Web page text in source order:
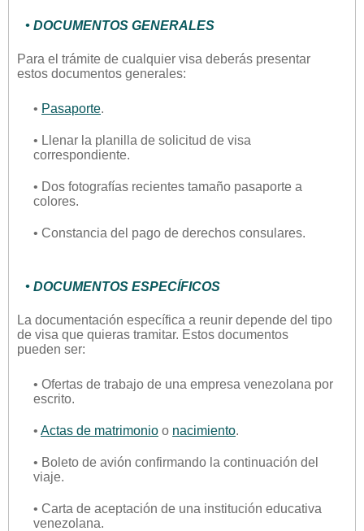
• DOCUMENTOS GENERALES
Para el trámite de cualquier visa deberás presentar
estos documentos generales:
• Pasaporte.
• Llenar la planilla de solicitud de visa
correspondiente.
• Dos fotografías recientes tamaño pasaporte a
colores.
• Constancia del pago de derechos consulares.
• DOCUMENTOS ESPECÍFICOS
La documentación específica a reunir depende del tipo
de visa que quieras tramitar. Estos documentos
pueden ser:
• Ofertas de trabajo de una empresa venezolana por
escrito.
• Actas de matrimonio o nacimiento.
• Boleto de avión confirmando la continuación del
viaje.
• Carta de aceptación de una institución educativa
venezolana.